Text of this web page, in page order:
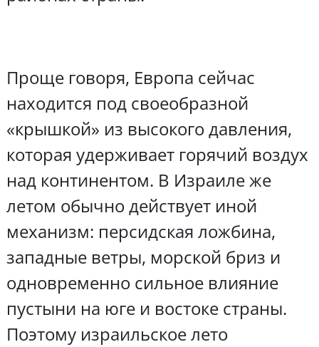
Проще говоря, Европа сейчас
находится под своеобразной
«крышкой» из высокого давления,
которая удерживает горячий воздух
над континентом. В Израиле же
летом обычно действует иной
механизм: персидская ложбина,
западные ветры, морской бриз и
одновременно сильное влияние
пустыни на юге и востоке страны.
Поэтому израильское лето